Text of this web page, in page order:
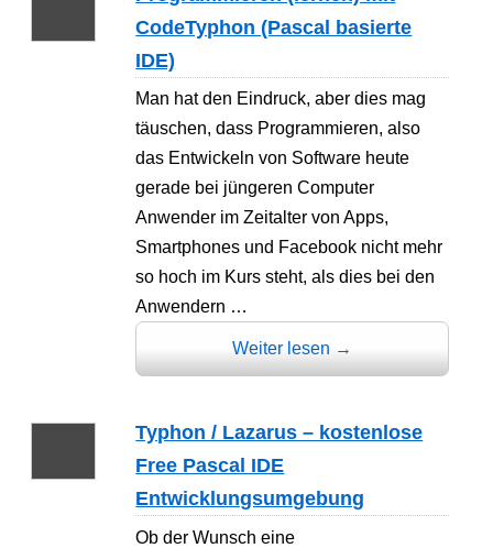
CodeTyphon (Pascal basierte
IDE)
Man hat den Eindruck, aber dies mag
täuschen, dass Programmieren, also
das Entwickeln von Software heute
gerade bei jüngeren Computer
Anwender im Zeitalter von Apps,
Smartphones und Facebook nicht mehr
so hoch im Kurs steht, als dies bei den
Anwendern …
Weiter lesen →
Typhon / Lazarus – kostenlose
Free Pascal IDE
Entwicklungsumgebung
Ob der Wunsch eine